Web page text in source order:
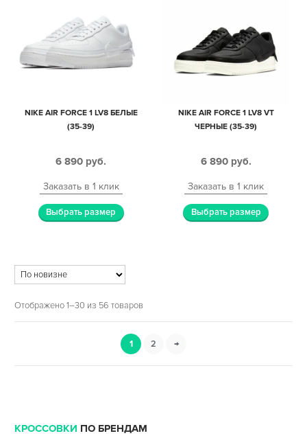
NIKE AIR FORCE 1 LV8 БЕЛЫЕ
(35-39)
6 890 руб.
Заказать в 1 клик
Выбрать размер
NIKE AIR FORCE 1 LV8 VT
ЧЕРНЫЕ (35-39)
6 890 руб.
Заказать в 1 клик
Выбрать размер
Отображено 1–30 из 56 товаров
1 2 →
КРОССОВКИ ПО БРЕНДАМ